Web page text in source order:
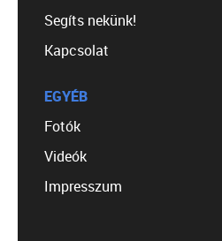
Segíts nekünk!
Kapcsolat
EGYÉB
Fotók
Videók
Impresszum